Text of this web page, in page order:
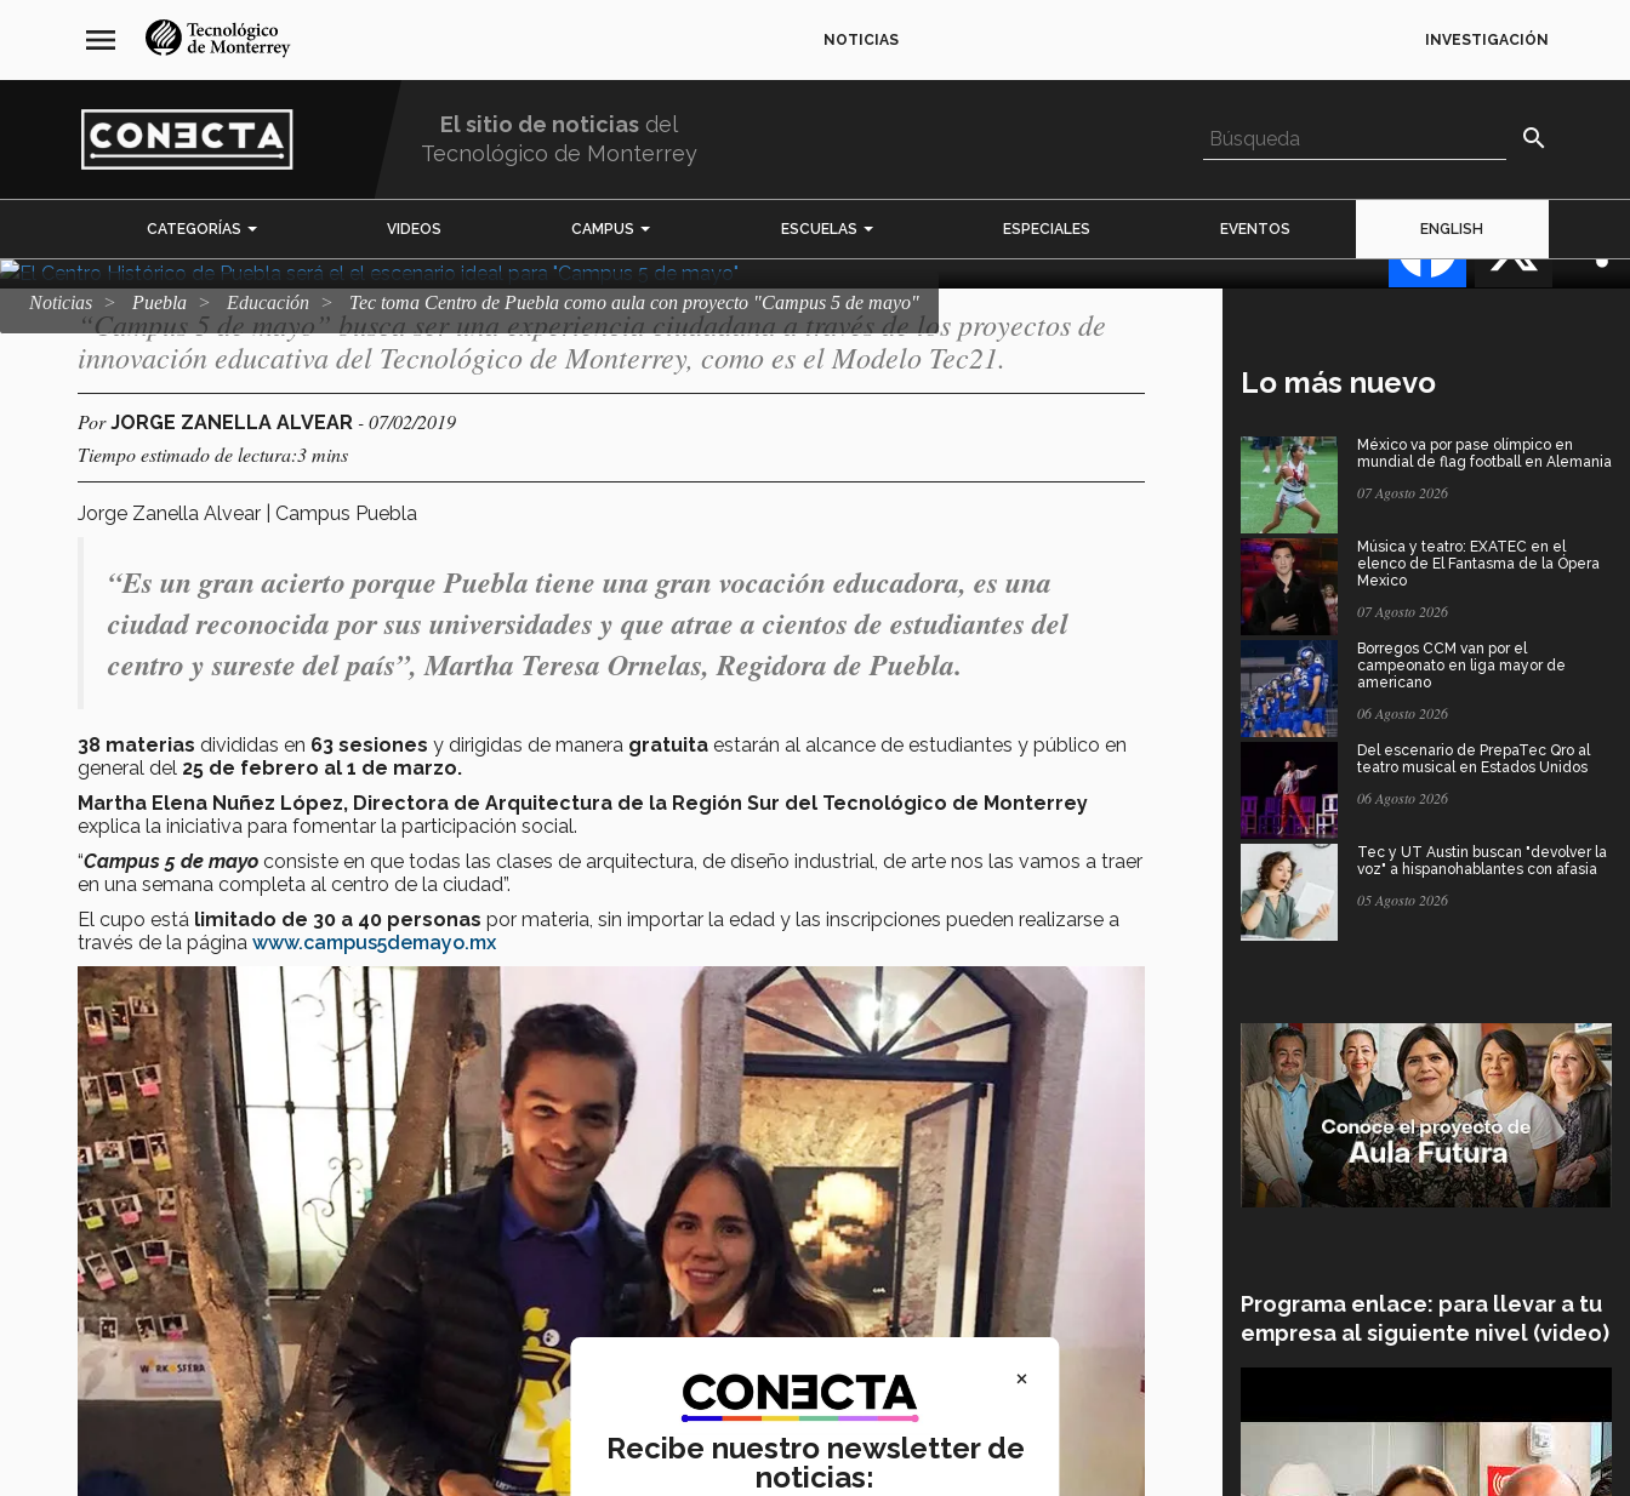
navegación
principal
menu NOTICIAS INVESTIGACIÓN
El sitio de noticias del
Tecnológico de Monterrey
search
CATEGORÍAS VIDEOS CAMPUS ESCUELAS ESPECIALES EVENTOS ENGLISH
Noticias Puebla Educación Tec toma Centro de Puebla como aula con proyecto "Campus 5 de mayo"
Tec toma Centro de Puebla como
aula con proyecto "Campus 5 de
mayo"
“Campus 5 de mayo” busca ser una experiencia ciudadana a través de los proyectos de
innovación educativa del Tecnológico de Monterrey, como es el Modelo Tec21.
PorJORGE ZANELLA ALVEAR - 07/02/2019
Tiempo estimado de lectura:3 mins
Jorge Zanella Alvear | Campus Puebla
“Es un gran acierto porque Puebla tiene una gran vocación educadora, es una
ciudad reconocida por sus universidades y que atrae a cientos de estudiantes del
centro y sureste del país”, Martha Teresa Ornelas, Regidora de Puebla.
38 materias divididas en 63 sesiones y dirigidas de manera gratuita estarán al alcance de estudiantes y público en
general del 25 de febrero al 1 de marzo.
Martha Elena Nuñez López, Directora de Arquitectura de la Región Sur del Tecnológico de Monterrey
explica la iniciativa para fomentar la participación social.
“Campus 5 de mayo consiste en que todas las clases de arquitectura, de diseño industrial, de arte nos las vamos a traer
en una semana completa al centro de la ciudad”.
El cupo está limitado de 30 a 40 personas por materia, sin importar la edad y las inscripciones pueden realizarse a
través de la página www.campus5demayo.mx
Lo más nuevo
México va por pase olímpico en
mundial de flag football en Alemania
07 Agosto 2026
Música y teatro: EXATEC en el
elenco de El Fantasma de la Ópera
Mexico
07 Agosto 2026
Borregos CCM van por el
campeonato en liga mayor de
americano
06 Agosto 2026
Del escenario de PrepaTec Qro al
teatro musical en Estados Unidos
06 Agosto 2026
Tec y UT Austin buscan "devolver la
voz" a hispanohablantes con afasia
05 Agosto 2026
Programa enlace: para llevar a tu
empresa al siguiente nivel (video)
×
Recibe nuestro newsletter de
noticias: